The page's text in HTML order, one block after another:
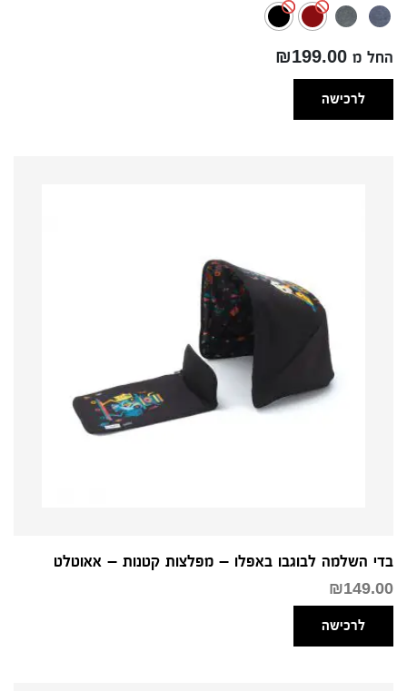
החל מ ₪199.00
לרכישה
בדי השלמה לבוגבו באפלו – מפלצות קטנות – אאוטלט
₪149.00
לרכישה